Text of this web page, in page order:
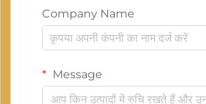
Company Name
Message